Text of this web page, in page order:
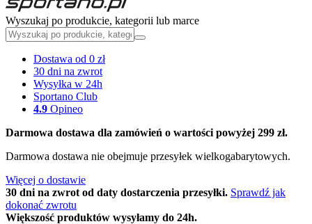
Wyszukaj po produkcie, kategorii lub marce
Dostawa od 0 zł
30 dni na zwrot
Wysyłka w 24h
Sportano Club
4.9 Opineo
Darmowa dostawa dla zamówień o wartości powyżej 299 zł.
Darmowa dostawa nie obejmuje przesyłek wielkogabarytowych.
Więcej o dostawie
30 dni na zwrot od daty dostarczenia przesyłki. Sprawdź jak
dokonać zwrotu
Większość produktów wysyłamy do 24h.